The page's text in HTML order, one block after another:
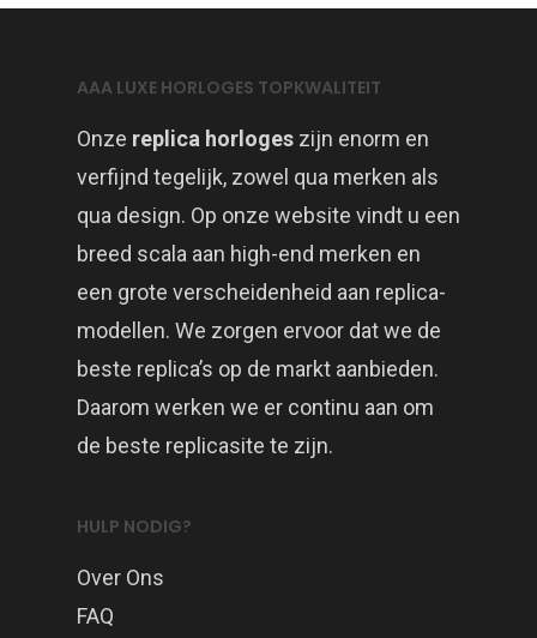
AAA LUXE HORLOGES TOPKWALITEIT
Onze replica horloges zijn enorm en
verfijnd tegelijk, zowel qua merken als
qua design. Op onze website vindt u een
breed scala aan high-end merken en
een grote verscheidenheid aan replica-
modellen. We zorgen ervoor dat we de
beste replica’s op de markt aanbieden.
Daarom werken we er continu aan om
de beste replicasite te zijn.
HULP NODIG?
Over Ons
FAQ